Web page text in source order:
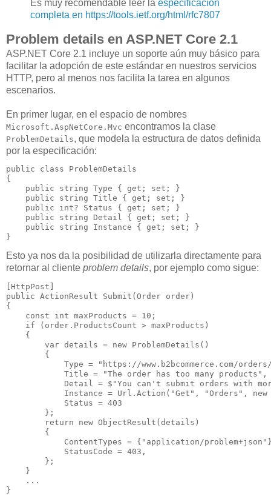
Es muy recomendable leer la especificación
completa en https://tools.ietf.org/html/rfc7807
Problem details en ASP.NET Core 2.1
ASP.NET Core 2.1 incluye un soporte aún muy básico para
facilitar la adopción de este estándar en nuestros servicios
HTTP, pero al menos nos facilita la tarea en algunos
escenarios.
En primer lugar, en el espacio de nombres
Microsoft.AspNetCore.Mvc encontramos la clase
ProblemDetails, que modela la estructura de datos definida
por la especificación:
public class ProblemDetails
{
public
string Type { get ; set ; }
public
string Title { get ; set ; }
public
int? Status { get ; set ; }
public
string Detail { get ; set ; }
public
string Instance { get ; set ; }
}
Esto ya nos da la posibilidad de utilizarla directamente para
retornar al cliente problem details, por ejemplo como sigue:
public ActionResult Submit (Order order)
{
const
int maxProducts = 10 ;
if (order.ProductsCount > maxProducts)
    {
var details = new ProblemDetails()
        {
            Type =
"https://www.b2bcommerce.com/
            Title =
"The order has too many products" ,
            Detail = $
"You can't submit orders with
            Instance = Url.Action(
"Get" , "Orders" , new
            Status =
403
        };
return
new ObjectResult(details)
        {
            ContentTypes = {
"application/problem+json"
            StatusCode =
403 ,
        };
    }
    ...
}